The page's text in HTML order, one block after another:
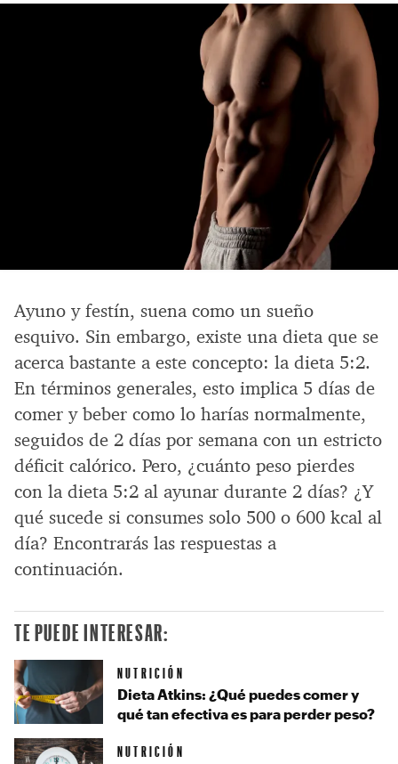
Ayuno y festín, suena como un sueño
esquivo. Sin embargo, existe una dieta que se
acerca bastante a este concepto: la dieta 5:2.
En términos generales, esto implica 5 días de
comer y beber como lo harías normalmente,
seguidos de 2 días por semana con un estricto
déficit calórico. Pero, ¿cuánto peso pierdes
con la dieta 5:2 al ayunar durante 2 días? ¿Y
qué sucede si consumes solo 500 o 600 kcal al
día? Encontrarás las respuestas a
continuación.
TE PUEDE INTERESAR:
NUTRICIÓN
Dieta Atkins: ¿Qué puedes comer y
qué tan efectiva es para perder peso?
NUTRICIÓN